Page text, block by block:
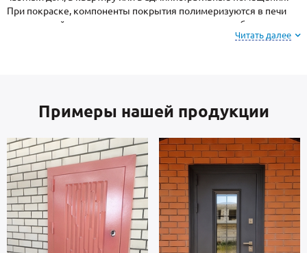
При покраске, компоненты покрытия полимеризуются в печи
при высокой температуре, поэтому поверхность не боится
ударов, осадков, высокой влажности и колебаний температуры.
вариантов, представленных на сайте или из
образцов у мастера по замерам.
Каркас коробки и полотно — стальные листы и многоконтурный
профиль металлопрокат производства Россия, толщиной 2 мм.
Внутренняя сторона: МДФ. Дверь укомплектована
взломостойкими замками.
В полости створки имеется теплоизоляция минплита.
Уплотнители по периметру проема: 3 контура для
Читать далее
Примеры нашей продукции